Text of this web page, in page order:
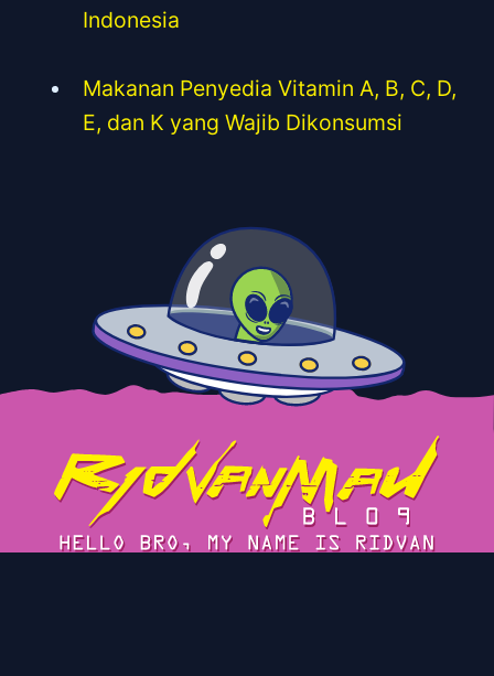
Indonesia
Makanan Penyedia Vitamin A, B, C, D,
E, dan K yang Wajib Dikonsumsi